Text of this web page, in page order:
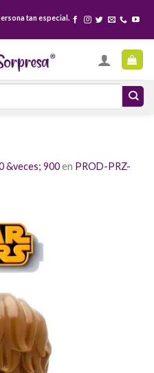
tan especial.
&veces; 900en PROD-PRZ-